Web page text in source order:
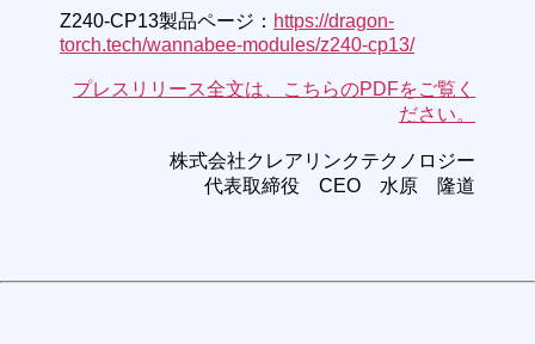
Z240-CP13製品ページ： https://dragon-
torch.tech/wannabee-modules/z240-cp13/
プレスリリース全文は、こちらのPDFをご覧く
ださい。
株式会社クレアリンクテクノロジー
代表取締役 CEO 水原 隆道